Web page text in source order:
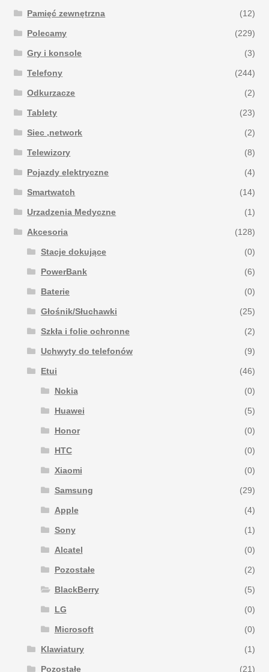
Pamięć zewnętrzna (12)
Polecamy (229)
Gry i konsole (3)
Telefony (244)
Odkurzacze (2)
Tablety (23)
Siec ,network (2)
Telewizory (8)
Pojazdy elektryczne (4)
Smartwatch (14)
Urzadzenia Medyczne (1)
Akcesoria (128)
Stacje dokujące (0)
PowerBank (6)
Baterie (0)
Głośnik/Słuchawki (25)
Szkła i folie ochronne (2)
Uchwyty do telefonów (9)
Etui (46)
Nokia (0)
Huawei (5)
Honor (0)
HTC (0)
Xiaomi (0)
Samsung (29)
Apple (4)
Sony (1)
Alcatel (0)
Pozostałe (2)
BlackBerry (5)
LG (0)
Microsoft (0)
Klawiatury (1)
Pozostałe (21)